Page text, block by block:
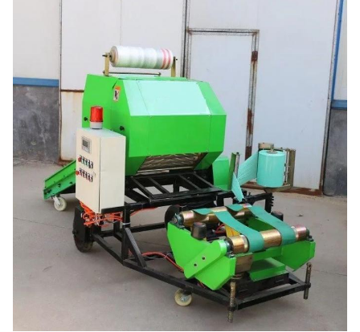
Dimensioni
3520*1650*1650 mm
Peso della
macchina
850 kg
Peso delle
bale
65-100 kg/bale
Densità di
bale
450-500 kg/m3
Velocità di
avvolgimento
pellicola
13 per pellicola a due strati, 19 per pellicola
a tre strati